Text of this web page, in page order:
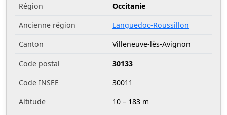
Région
Occitanie
Ancienne région
Languedoc-Roussillon
Canton
Villeneuve-lès-Avignon
Code postal
30133
Code INSEE
30011
Altitude
10 – 183 m